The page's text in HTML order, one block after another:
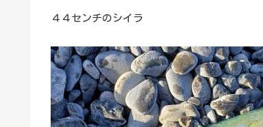
４４センチのシイラ